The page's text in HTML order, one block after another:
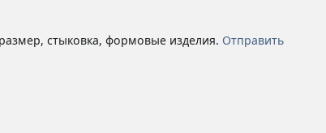
стыковка, формовые изделия. Отправить